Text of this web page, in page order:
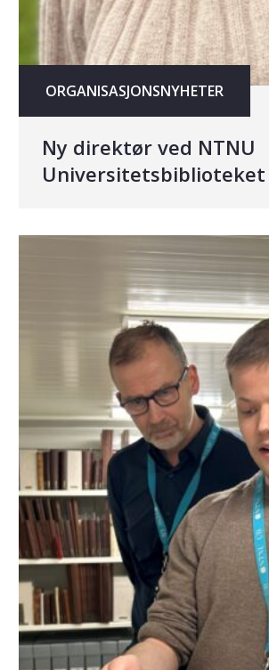
ORGANISASJONSNYHETER
Ny direktør ved NTNU
Universitetsbiblioteket